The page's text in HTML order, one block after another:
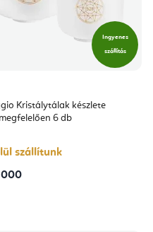
Ingyenes
szállítás
Kristálytálak készlete
6 db
szállítunk
000